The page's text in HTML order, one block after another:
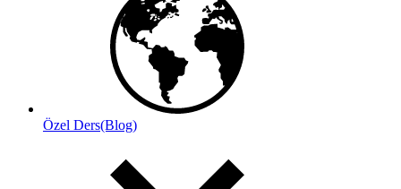
Özel Ders(Blog)